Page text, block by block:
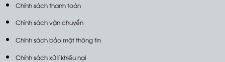
Chính sách thanh toán
Chình sách vận chuyển
Chính sách bảo mật thông tin
Chính sách xử lí khiếu nại